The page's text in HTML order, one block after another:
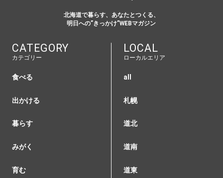
北海道で暮らす、あなたとつくる、
明日への”きっかけ”WEBマガジン
CATEGORY
カテゴリー
食べる
出かける
暮らす
みがく
育む
LOCAL
ローカルエリア
all
札幌
道北
道南
道東